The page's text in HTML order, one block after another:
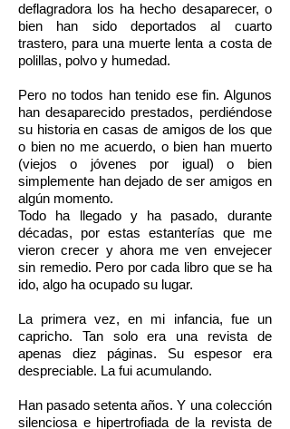
deflagradora los ha hecho desaparecer, o
bien han sido deportados al cuarto
trastero, para una muerte lenta a costa de
polillas, polvo y humedad.
Pero no todos han tenido ese fin. Algunos
han desaparecido prestados, perdiéndose
su historia en casas de amigos de los que
o bien no me acuerdo, o bien han muerto
(viejos o jóvenes por igual) o bien
simplemente han dejado de ser amigos en
algún momento.
Todo ha llegado y ha pasado, durante
décadas, por estas estanterías que me
vieron crecer y ahora me ven envejecer
sin remedio. Pero por cada libro que se ha
ido, algo ha ocupado su lugar.
La primera vez, en mi infancia, fue un
capricho. Tan solo era una revista de
apenas diez páginas. Su espesor era
despreciable. La fui acumulando.
Han pasado setenta años. Y una colección
silenciosa e hipertrofiada de la revista de